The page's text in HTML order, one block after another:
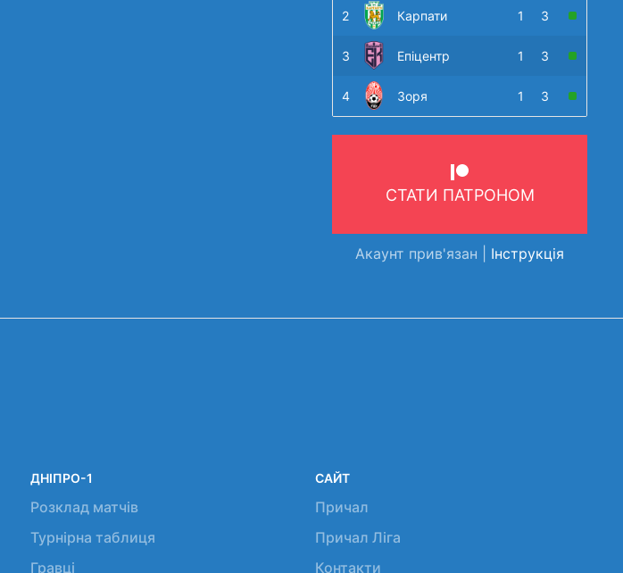
2 Карпати 1 3
3 Епіцентр 1 3
4 Зоря 1 3
СТАТИ ПАТРОНОМ
Акаунт прив'язан | Інструкція
ДНІПРО-1
Розклад матчів
Турнірна таблиця
Гравці
САЙТ
Причал
Причал Ліга
Контакти